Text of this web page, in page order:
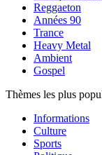
Reggaeton
Années 90
Trance
Heavy Metal
Ambient
Gospel
Thèmes les plus
Informations
Culture
Sports